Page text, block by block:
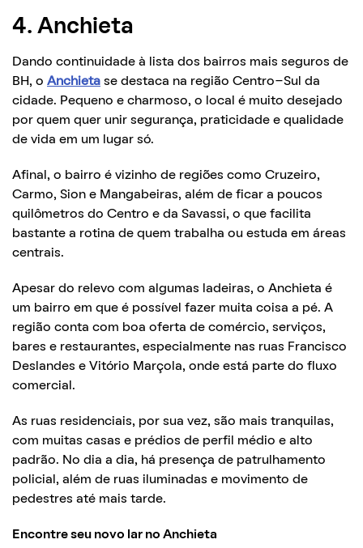
4. Anchieta
Dando continuidade à lista dos bairros mais seguros de
BH, o Anchieta se destaca na região Centro-Sul da
cidade. Pequeno e charmoso, o local é muito desejado
por quem quer unir segurança, praticidade e qualidade
de vida em um lugar só.
Afinal, o bairro é vizinho de regiões como Cruzeiro,
Carmo, Sion e Mangabeiras, além de ficar a poucos
quilômetros do Centro e da Savassi, o que facilita
bastante a rotina de quem trabalha ou estuda em áreas
centrais.
Apesar do relevo com algumas ladeiras, o Anchieta é
um bairro em que é possível fazer muita coisa a pé. A
região conta com boa oferta de comércio, serviços,
bares e restaurantes, especialmente nas ruas Francisco
Deslandes e Vitório Marçola, onde está parte do fluxo
comercial.
As ruas residenciais, por sua vez, são mais tranquilas,
com muitas casas e prédios de perfil médio e alto
padrão. No dia a dia, há presença de patrulhamento
policial, além de ruas iluminadas e movimento de
pedestres até mais tarde.
Encontre seu novo lar no Anchieta